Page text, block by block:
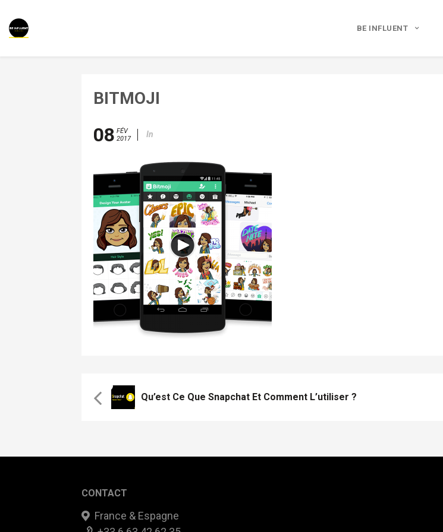
BE INFLUENT
BITMOJI
08 FÉV
2017
In
Qu’est Ce Que Snapchat Et Comment L’utiliser ?
CONTACT
France & Espagne